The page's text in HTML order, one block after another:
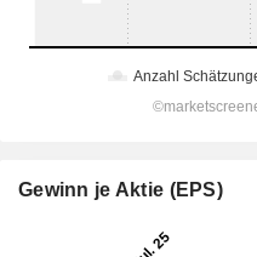
Gewinn je Aktie (EPS)